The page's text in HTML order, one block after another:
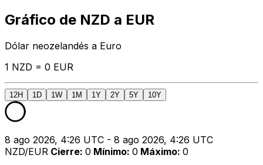
Gráfico de NZD a EUR
Dólar neozelandés a Euro
1 NZD = 0 EUR
12H 1D 1W 1M 1Y 2Y 5Y 10Y
8 ago 2026, 4:26 UTC - 8 ago 2026, 4:26 UTC
NZD/EUR Cierre: 0 Mínimo: 0 Máximo: 0